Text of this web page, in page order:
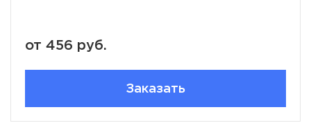
от 456 руб.
Заказать